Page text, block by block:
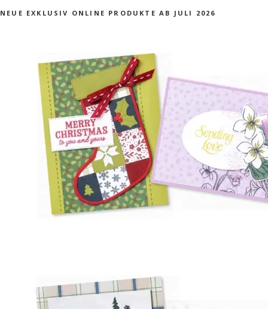
NEUE EXKLUSIV ONLINE PRODUKTE AB JULI 2026